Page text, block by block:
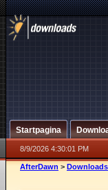
Startpagina
8/9/2026 4:30:01 PM
AfterDawn > Downloads